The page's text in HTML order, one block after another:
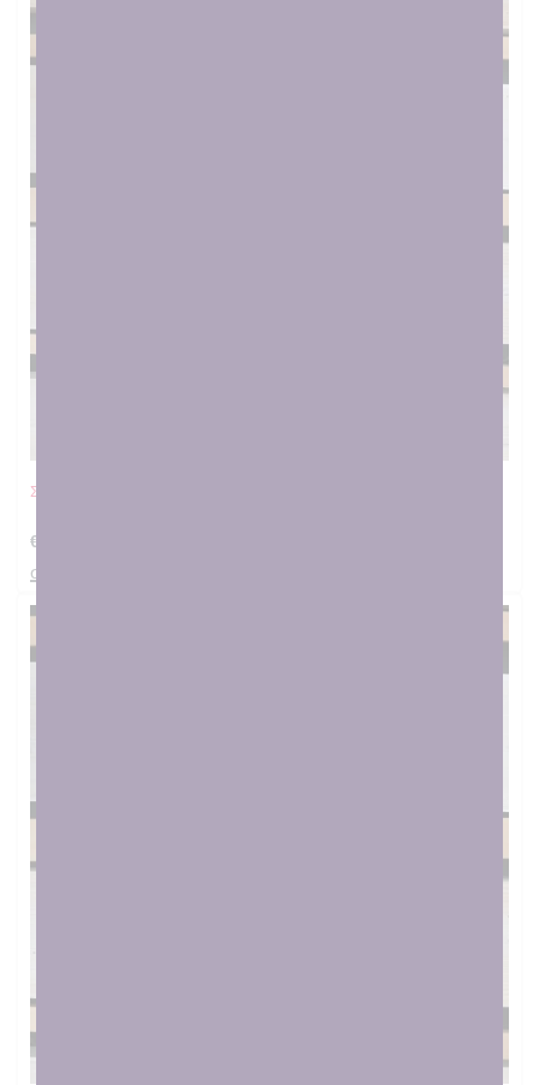
Σαλιάρα Αστεράκι ροζ
€
στο καλαθι